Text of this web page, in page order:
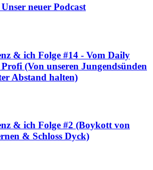
neuer Podcast
& ich Folge #14 - Vom Daily
(Von unseren Jungendsünden
Abstand halten)
& ich Folge #2 (Boykott von
& Schloss Dyck)